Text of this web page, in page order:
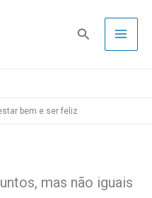
Pesquisa
bem e ser feliz
mas não iguais